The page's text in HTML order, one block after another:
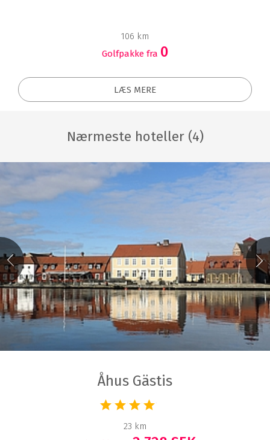
106 km
Golfpakke fra 0
LÆS MERE
Nærmeste hoteller (4)
Åhus Gästis
23 km